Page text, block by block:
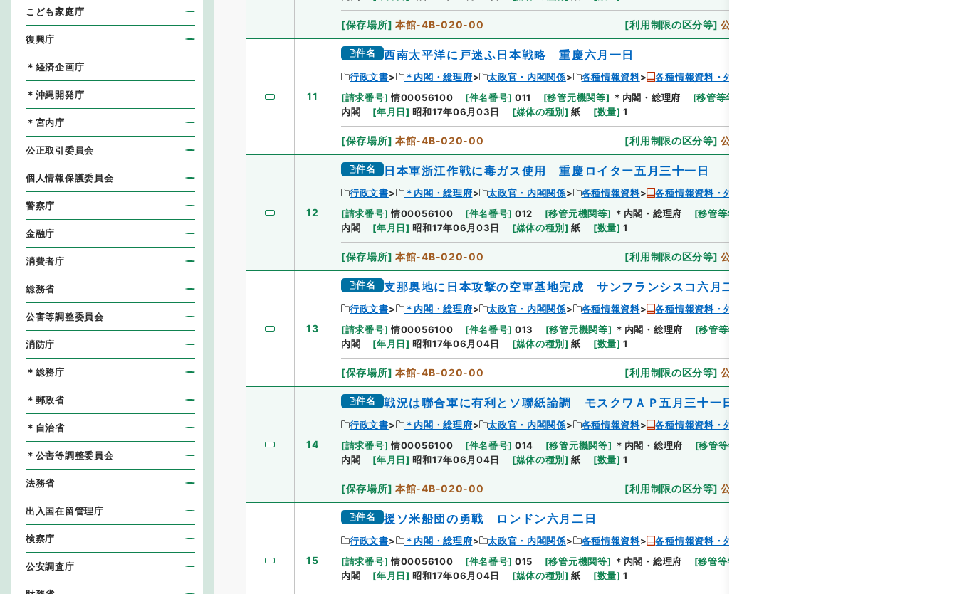
[保存場所] 本館-4B-020-00 [利用制限の区分等] 公開
11
件名 西南太平洋に戸迷ふ日本戦略 重慶六月一日
行政文書 ＊内閣・総理府 太政官・内閣関係 各種情報資料
各種情報資料・外国宣伝情報
[請求番号] 情00056100 [件名番号] 011 [移管元機関等] ＊内閣・総理府 [移管等年度
内閣
[年月日] 昭和17年06月03日 [媒体の種別] 紙 [数量] 1
[保存場所] 本館-4B-020-00 [利用制限の区分等] 公開
12
件名 日本軍浙江作戦に毒ガス使用 重慶ロイター五月三十一日
行政文書 ＊内閣・総理府 太政官・内閣関係 各種情報資料
各種情報資料・外国宣伝情報
[請求番号] 情00056100 [件名番号] 012 [移管元機関等] ＊内閣・総理府 [移管等年度
内閣
[年月日] 昭和17年06月03日 [媒体の種別] 紙 [数量] 1
[保存場所] 本館-4B-020-00 [利用制限の区分等] 公開
13
件名 支那奥地に日本攻撃の空軍基地完成 サンフランシスコ六月二日 成都六月三日
行政文書 ＊内閣・総理府 太政官・内閣関係 各種情報資料
各種情報資料・外国宣伝情報
[請求番号] 情00056100 [件名番号] 013 [移管元機関等] ＊内閣・総理府 [移管等年度
内閣
[年月日] 昭和17年06月04日 [媒体の種別] 紙 [数量] 1
[保存場所] 本館-4B-020-00 [利用制限の区分等] 公開
14
件名 戦況は聯合軍に有利とソ聯紙論調 モスクワＡＰ五月三十一日
行政文書 ＊内閣・総理府 太政官・内閣関係 各種情報資料
各種情報資料・外国宣伝情報
[請求番号] 情00056100 [件名番号] 014 [移管元機関等] ＊内閣・総理府 [移管等年度
内閣
[年月日] 昭和17年06月04日 [媒体の種別] 紙 [数量] 1
[保存場所] 本館-4B-020-00 [利用制限の区分等] 公開
15
件名 援ソ米船団の勇戦 ロンドン六月二日
行政文書 ＊内閣・総理府 太政官・内閣関係 各種情報資料
各種情報資料・外国宣伝情報
[請求番号] 情00056100 [件名番号] 015 [移管元機関等] ＊内閣・総理府 [移管等年度
内閣
[年月日] 昭和17年06月04日 [媒体の種別] 紙 [数量] 1
こども家庭庁
復興庁
＊経済企画庁
＊沖縄開発庁
＊宮内庁
公正取引委員会
個人情報保護委員会
警察庁
金融庁
消費者庁
総務省
公害等調整委員会
消防庁
＊総務庁
＊郵政省
＊自治省
＊公害等調整委員会
法務省
出入国在留管理庁
検察庁
公安調査庁